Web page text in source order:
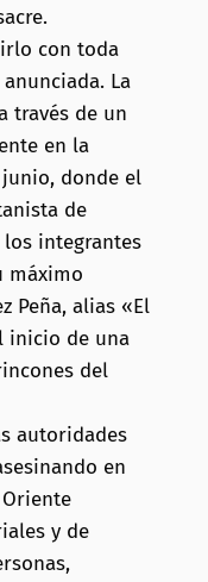
con toda
La
través de un
en la
junio, donde el
de
los integrantes
máximo
Peña, alias «El
inicio de una
del
autoridades
en
y de